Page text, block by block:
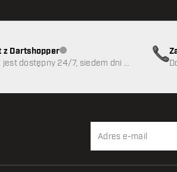
z DartshopperObsługa klienta niedostępna
jest dostępny 24/7, siedem dni w